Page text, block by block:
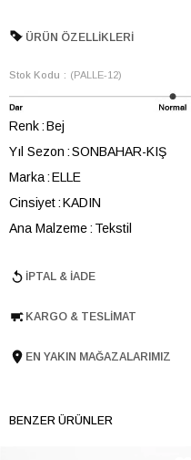
ÜRÜN ÖZELLIKLERI
Stok Kodu (PALLE-12)
Renk Bej
Yıl Sezon SONBAHAR-KIŞ
Marka ELLE
Cinsiyet KADIN
Ana Malzeme Tekstil
Topuk Boyu 4.5 cm
Tema Gamer
İPTAL & İADE
KARGO & TESLIMAT
EN YAKIN MAĞAZALARIMIZ
BENZER ÜRÜNLER